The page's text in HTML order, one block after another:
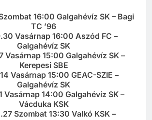
16:00 Galgahévíz SK – Bagi
TC ’96
Vasárnap 16:00 Aszód FC –
Galgahévíz SK
Vasárnap 15:00 Galgahévíz SK –
Kerepesi SBE
Vasárnap 15:00 GEAC-SZIE –
Galgahévíz SK
Vasárnap 14:00 Galgahévíz SK –
Vácduka KSK
Szombat 13:30 Valkó KSK –